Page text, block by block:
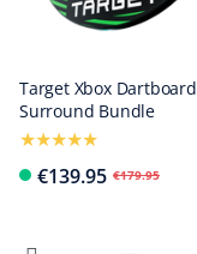
Target Xbox Dartboard
Surround Bundle
€139.95 €179.95